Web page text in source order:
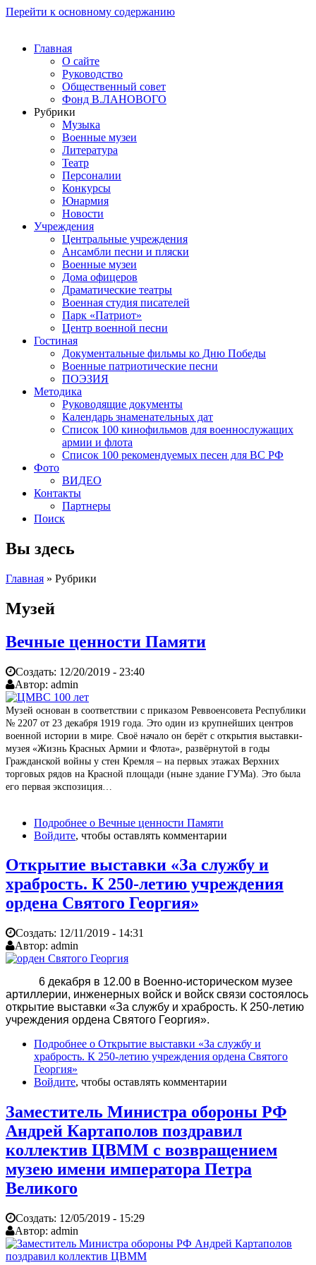
Перейти к основному содержанию
Главная
О сайте
Руководство
Общественный совет
Фонд В.ЛАНОВОГО
Рубрики
Музыка
Военные музеи
Литература
Театр
Персоналии
Конкурсы
Юнармия
Новости
Учреждения
Центральные учреждения
Ансамбли песни и пляски
Военные музеи
Дома офицеров
Драматические театры
Военная студия писателей
Парк «Патриот»
Центр военной песни
Гостиная
Документальные фильмы ко Дню Победы
Военные патриотические песни
ПОЭЗИЯ
Методика
Руководящие документы
Календарь знаменательных дат
Список 100 кинофильмов для военнослужащих
армии и флота
Список 100 рекомендуемых песен для ВС РФ
Фото
ВИДЕО
Контакты
Партнеры
Поиск
Вы здесь
Главная » Рубрики
Музей
Вечные ценности Памяти
Создать: 12/20/2019 - 23:40
Автор: admin
Музей основан в соответствии с приказом Реввоенсовета Республики
№ 2207 от 23 декабря 1919 года. Это один из крупнейших центров
военной истории в мире. Своё начало он берёт с открытия выставки-
музея «Жизнь Красных Армии и Флота», развёрнутой в годы
Гражданской войны у стен Кремля – на первых этажах Верхних
торговых рядов на Красной площади (ныне здание ГУМа). Это была
его первая экспозиция…
Подробнее о Вечные ценности Памяти
Войдите, чтобы оставлять комментарии
Открытие выставки «За службу и
храбрость. К 250-летию учреждения
ордена Святого Георгия»
Создать: 12/11/2019 - 14:31
Автор: admin
6 декабря в 12.00 в Военно-историческом музее
артиллерии, инженерных войск и войск связи состоялось
открытие выставки «За службу и храбрость. К 250-летию
учреждения ордена Святого Георгия».
Подробнее о Открытие выставки «За службу и
храбрость. К 250-летию учреждения ордена Святого
Георгия»
Войдите, чтобы оставлять комментарии
Заместитель Министра обороны РФ
Андрей Картаполов поздравил
коллектив ЦВММ с возвращением
музею имени императора Петра
Великого
Создать: 12/05/2019 - 15:29
Автор: admin